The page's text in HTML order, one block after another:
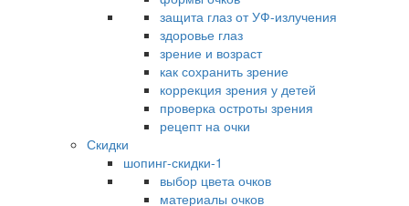
защита глаз от УФ-излучения
здоровье глаз
зрение и возраст
как сохранить зрение
коррекция зрения у детей
проверка остроты зрения
рецепт на очки
Скидки
шопинг-скидки-1
выбор цвета очков
материалы очков